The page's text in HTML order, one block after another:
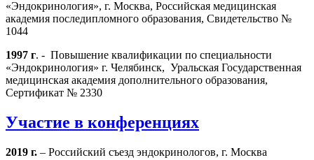
«Эндокринология», г. Москва, Российская медицинская
академия последипломного образования, Свидетельство №
1044
1997 г. - Повышение квалификации по специальности
«Эндокринология» г. Челябинск, Уральская Государственная
медицинская академия дополнительного образования,
Сертификат № 2330
Участие в конференциях
2019 г. – Российский съезд эндокринологов, г. Москва